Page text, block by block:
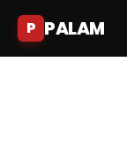
P PALAM